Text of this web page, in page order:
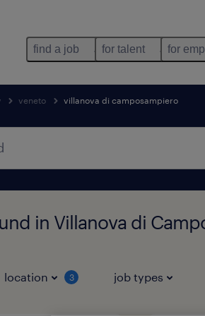
find a job for talent for
veneto villanova di camposampiero
in Villanova di
location 3 job types